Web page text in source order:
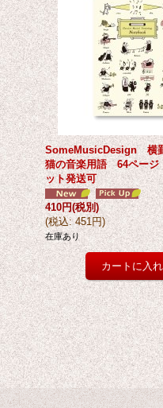
SomeMusicDesign 横
猫の音楽用語 64ペー
ット発送可
410円(税別)
(税込: 451円)
在庫あり